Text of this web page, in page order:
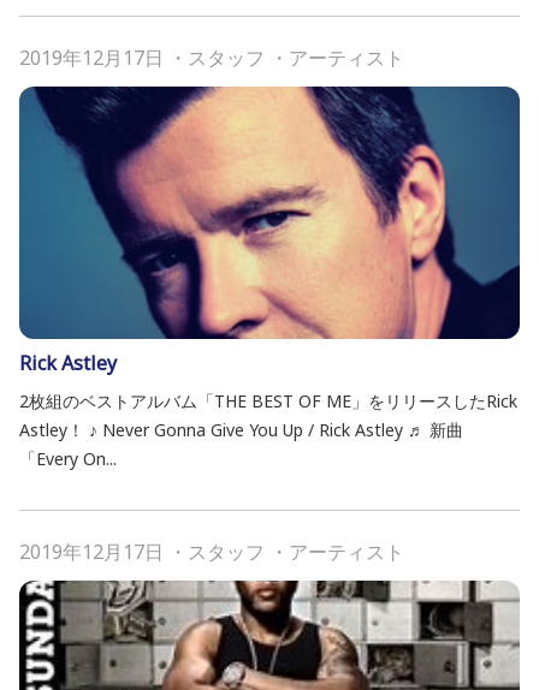
2019年12月17日 ・ スタッフ ・ アーティスト
Rick Astley
2枚組のベストアルバム「THE BEST OF ME」をリリースしたRick
Astley！ ♪ Never Gonna Give You Up / Rick Astley ♬ 新曲
「Every On...
2019年12月17日 ・ スタッフ ・ アーティスト